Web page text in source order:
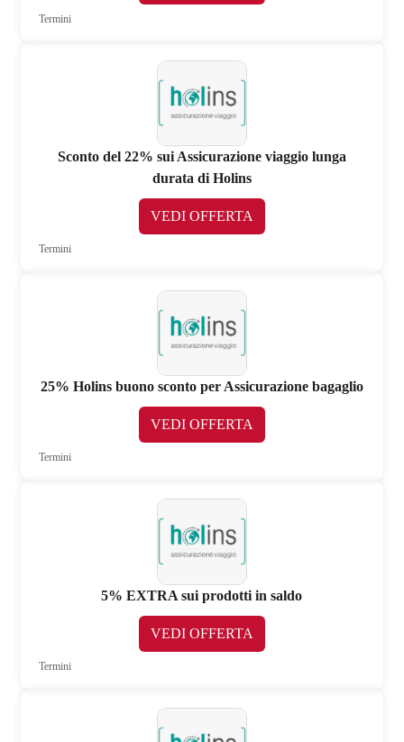
Termini
Sconto del 22% sui Assicurazione viaggio lunga
durata di Holins
VEDI OFFERTA
Termini
25% Holins buono sconto per Assicurazione bagaglio
VEDI OFFERTA
Termini
5% EXTRA sui prodotti in saldo
VEDI OFFERTA
Termini